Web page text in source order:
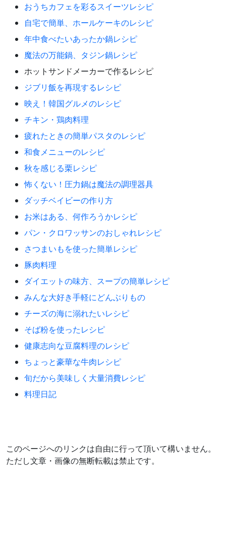
おうちカフェを彩るスイーツレシピ
自宅で簡単、ホールケーキのレシピ
年中食べたいあったか鍋レシピ
魔法の万能鍋、タジン鍋レシピ
ホットサンドメーカーで作るレシピ
ジブリ飯を再現するレシピ
映え！韓国グルメのレシピ
チキン・鶏肉料理
疲れたときの簡単パスタのレシピ
和食メニューのレシピ
秋を感じる栗レシピ
怖くない！圧力鍋は魔法の調理器具
ダッチベイビーの作り方
お米はある、何作ろうかレシピ
パン・クロワッサンのおしゃれレシピ
さつまいもを使った簡単レシピ
豚肉料理
ダイエットの味方、スープの簡単レシピ
みんな大好き手軽にどんぶりもの
チーズの海に溺れたいレシピ
そば粉を使ったレシピ
健康志向な豆腐料理のレシピ
ちょっと豪華な牛肉レシピ
旬だから美味しく大量消費レシピ
料理日記
このページへのリンクは自由に行って頂いて構いません。
ただし文章・画像の無断転載は禁止です。